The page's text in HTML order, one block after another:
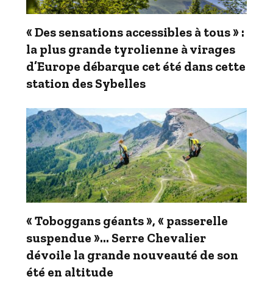
« Des sensations accessibles à tous » :
la plus grande tyrolienne à virages
d’Europe débarque cet été dans cette
station des Sybelles
« Toboggans géants », « passerelle
suspendue »… Serre Chevalier
dévoile la grande nouveauté de son
été en altitude